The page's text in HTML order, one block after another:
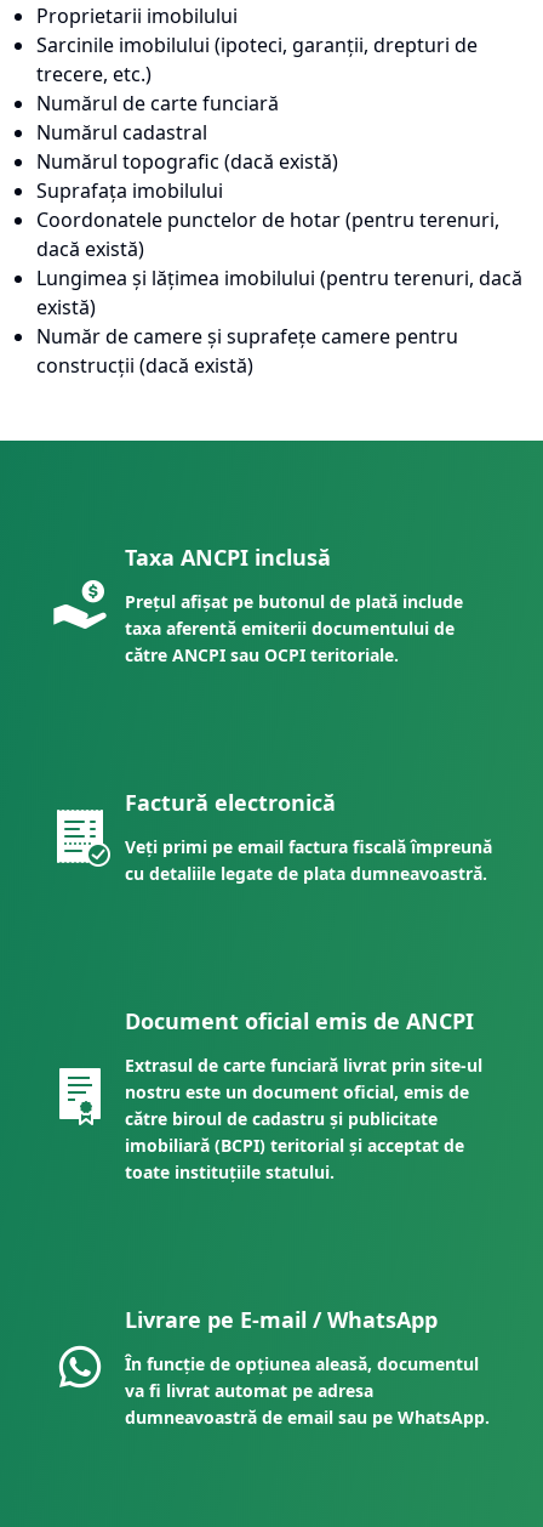
Proprietarii imobilului
Sarcinile imobilului (ipoteci, garanții, drepturi de
trecere, etc.)
Numărul de carte funciară
Numărul cadastral
Numărul topografic (dacă există)
Suprafața imobilului
Coordonatele punctelor de hotar (pentru terenuri,
dacă există)
Lungimea și lățimea imobilului (pentru terenuri, dacă
există)
Număr de camere și suprafețe camere pentru
construcții (dacă există)
Taxa ANCPI inclusă
Prețul afișat pe butonul de plată include
taxa aferentă emiterii documentului de
către ANCPI sau OCPI teritoriale.
Factură electronică
Veți primi pe email factura fiscală împreună
cu detaliile legate de plata dumneavoastră.
Document oficial emis de ANCPI
Extrasul de carte funciară livrat prin site-ul
nostru este un document oficial, emis de
către biroul de cadastru și publicitate
imobiliară (BCPI) teritorial și acceptat de
toate instituțiile statului.
Livrare pe E-mail / WhatsApp
În funcție de opțiunea aleasă, documentul
va fi livrat automat pe adresa
dumneavoastră de email sau pe WhatsApp.